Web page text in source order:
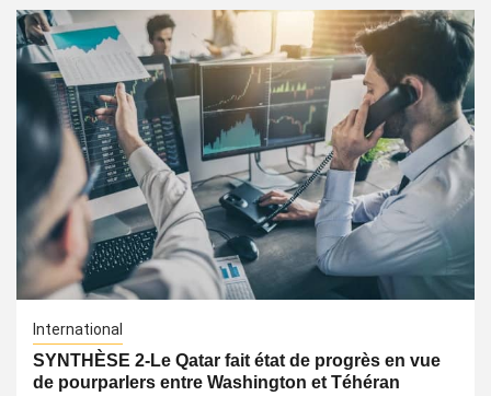
International
SYNTHÈSE 2-Le Qatar fait état de progrès en vue
de pourparlers entre Washington et Téhéran